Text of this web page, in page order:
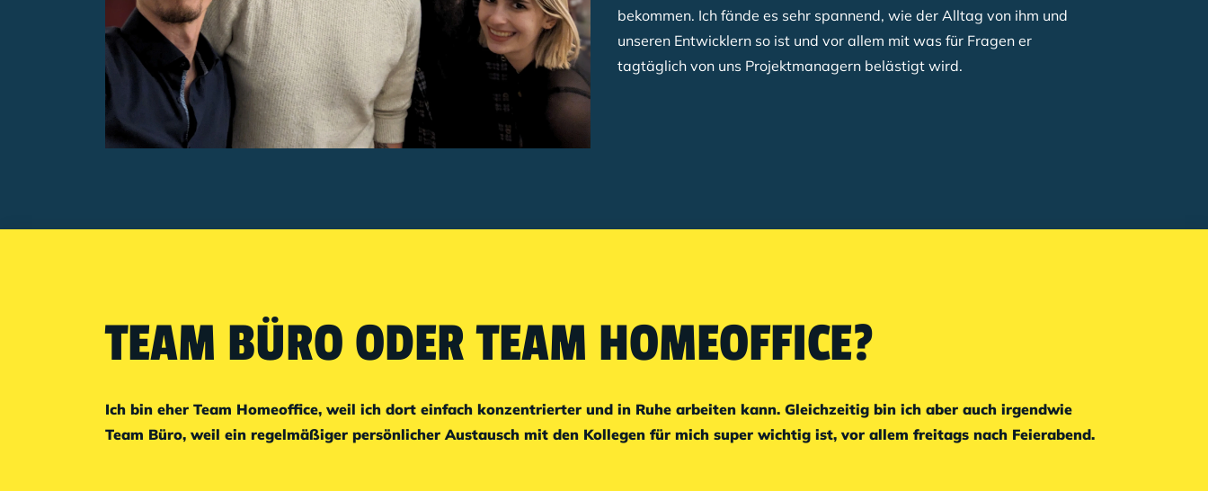
bekommen. Ich fände es sehr spannend, wie der Alltag von ihm und
unseren Entwicklern so ist und vor allem mit was für Fragen er
tagtäglich von uns Projektmanagern belästigt wird.
TEAM BÜRO ODER TEAM HOMEOFFICE?
Ich bin eher Team Homeoffice, weil ich dort einfach konzentrierter und in Ruhe arbeiten kann. Gleichzeitig bin ich aber auch irgendwie
Team Büro, weil ein regelmäßiger persönlicher Austausch mit den Kollegen für mich super wichtig ist, vor allem freitags nach Feierabend.